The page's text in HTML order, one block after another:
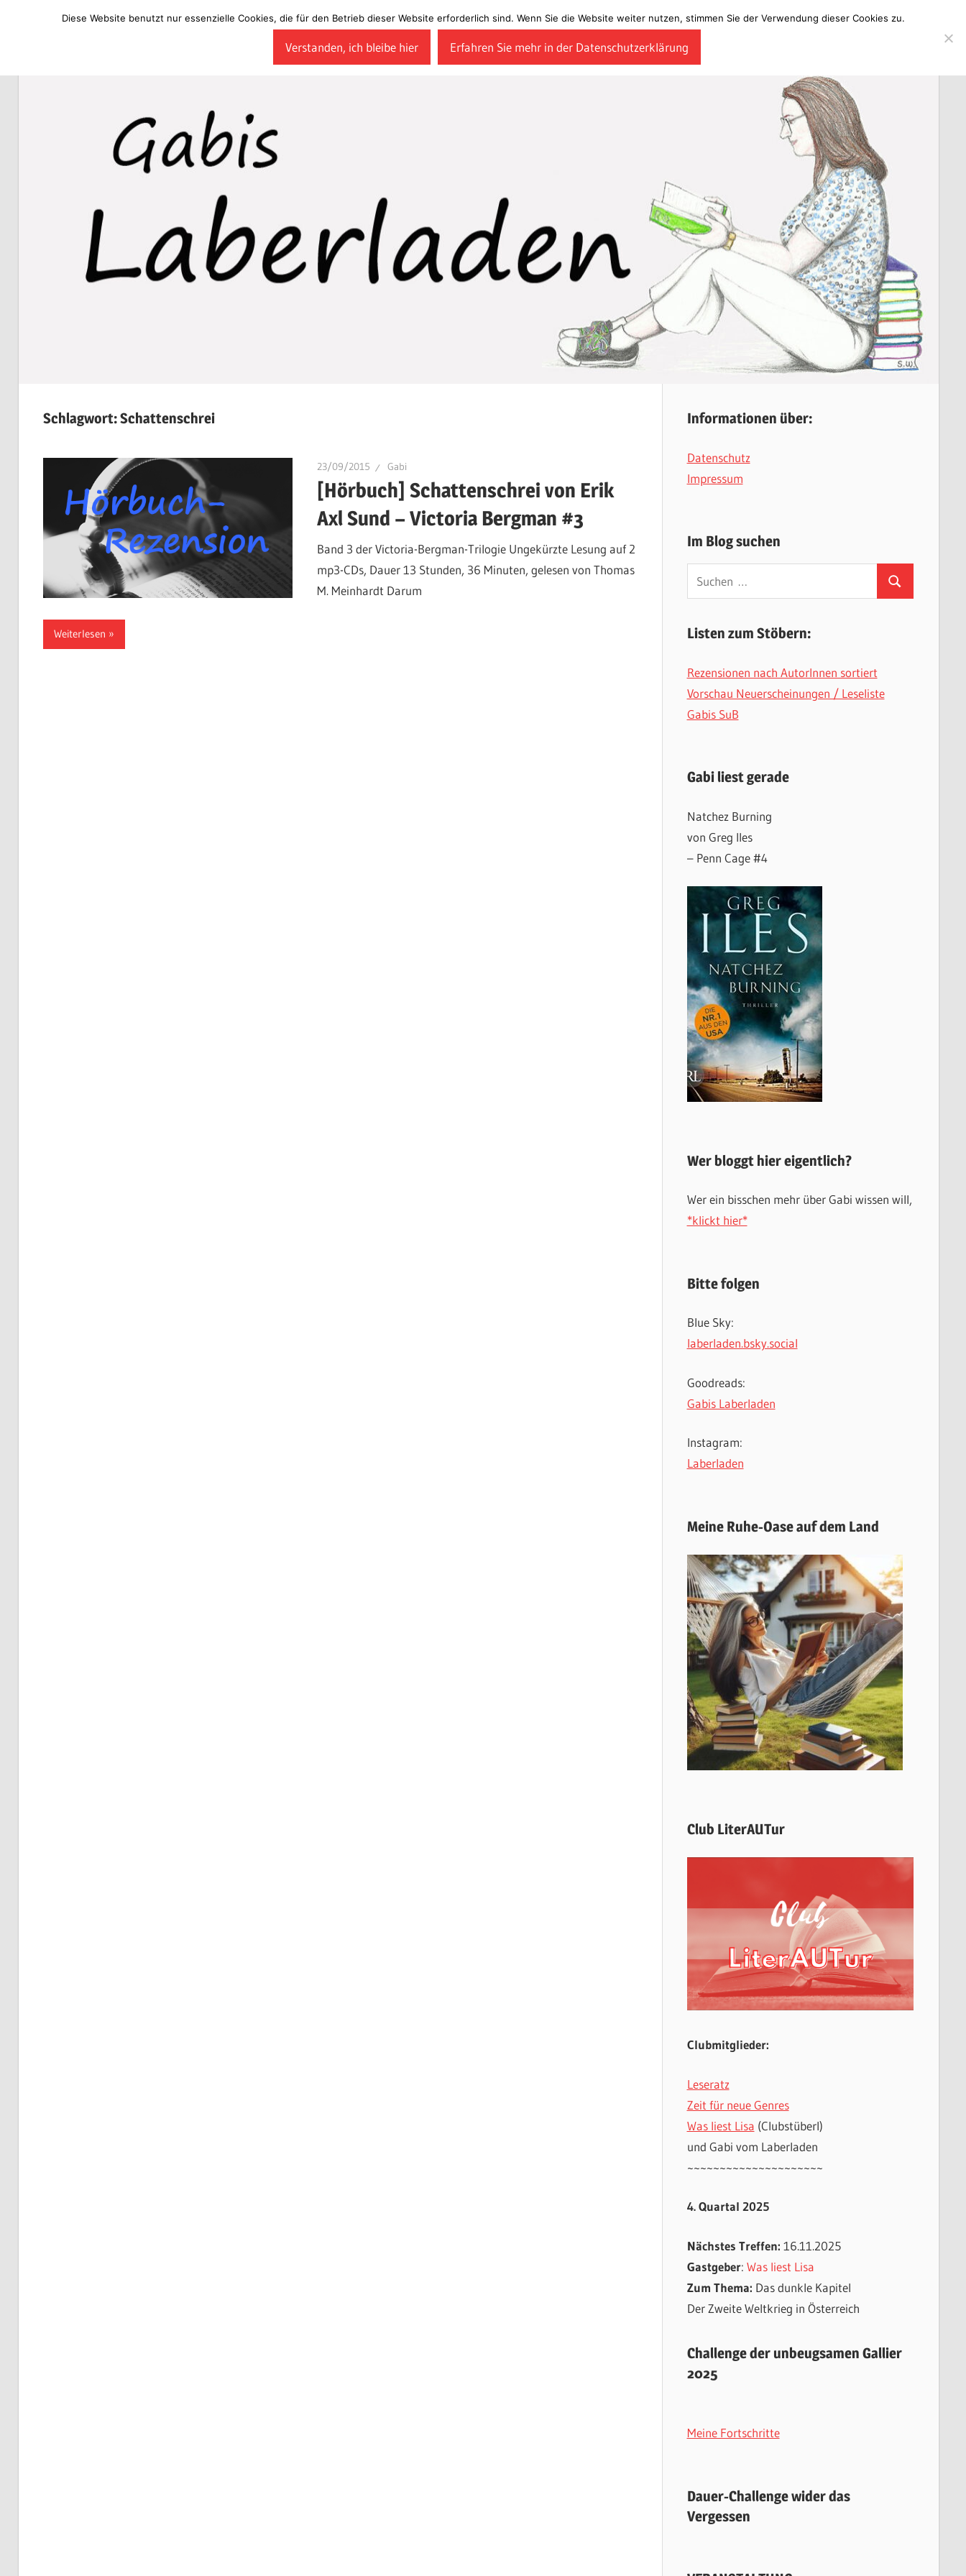
Schlagwort:Schattenschrei
23/09/2015 Gabi
[Hörbuch] Schattenschrei von Erik
Axl Sund – Victoria Bergman #3
Band 3 der Victoria-Bergman-Trilogie Ungekürzte Lesung auf 2
mp3-CDs, Dauer 13 Stunden, 36 Minuten, gelesen von Thomas
M. Meinhardt Darum
Weiterlesen
Informationen über:
Datenschutz
Impressum
Im Blog suchen
Suchen
nach:
Suchen
Listen zum Stöbern:
Rezensionen nach AutorInnen sortiert
Vorschau Neuerscheinungen / Leseliste
Gabis SuB
Gabi liest gerade
Natchez Burning
von Greg Iles
– Penn Cage #4
Wer bloggt hier eigentlich?
Wer ein bisschen mehr über Gabi wissen will,
*klickt hier*
Bitte folgen
Blue Sky:
laberladen.bsky.social
Goodreads:
Gabis Laberladen
Instagram:
Laberladen
Meine Ruhe-Oase auf dem Land
Club LiterAUTur
Clubmitglieder:
Leseratz
Zeit für neue Genres
Was liest Lisa (Clubstüberl)
und Gabi vom Laberladen
~~~~~~~~~~~~~~~~~~~~~
4. Quartal 2025
Nächstes Treffen: 16.11.2025
Gastgeber: Was liest Lisa
Zum Thema: Das dunkle Kapitel
Der Zweite Weltkrieg in Österreich
Challenge der unbeugsamen Gallier
2025
Meine Fortschritte
Dauer-Challenge wider das
Vergessen
Diese Website benutzt nur essenzielle Cookies, die für den Betrieb dieser Website erforderlich sind. Wenn Sie die Website weiter nutzen, stimmen Sie der Verwendung dieser Cookies zu.
Verstanden, ich bleibe hier Erfahren Sie mehr in der Datenschutzerklärung